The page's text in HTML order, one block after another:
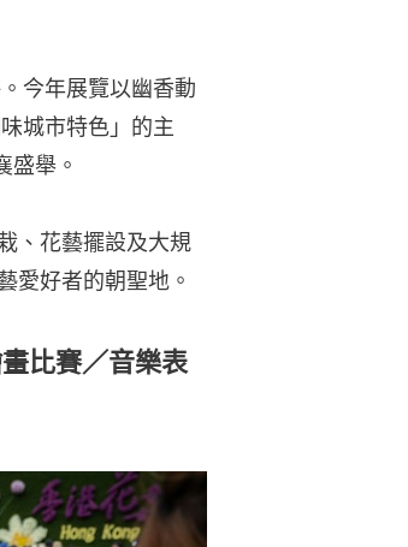
今年展覽以幽香動
城市特色」的主
盛舉。
、花藝擺設及大規
愛好者的朝聖地。
比賽／音樂表